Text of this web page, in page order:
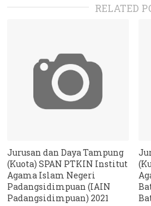
RELATED
Jurusan dan Daya Tampung
(Kuota) SPAN PTKIN Institut
Agama Islam Negeri
Padangsidimpuan (IAIN
Padangsidimpuan) 2021